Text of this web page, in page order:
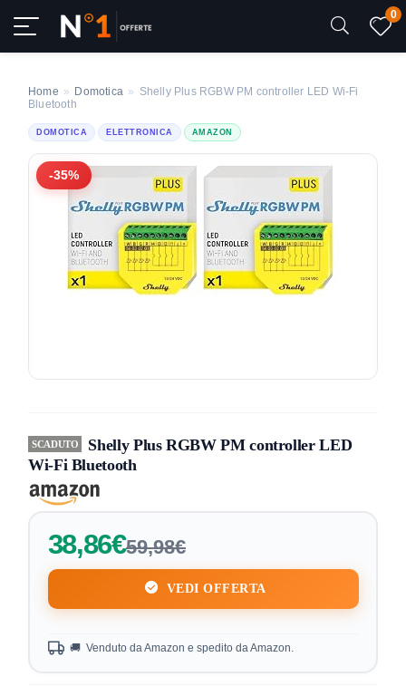
0
Home » Domotica » Shelly Plus RGBW PM controller LED Wi-Fi
Bluetooth
DOMOTICA ELETTRONICA AMAZON
-35%
SCADUTO
Shelly Plus RGBW PM controller LED
Wi-Fi Bluetooth
38,86€59,98€
VEDI OFFERTA
🚚 Venduto da Amazon e spedito da Amazon.